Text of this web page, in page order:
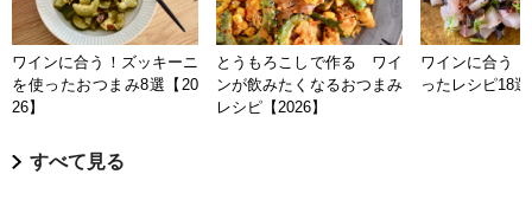
ワインに合う！ズッキーニ
を使ったおつまみ8選【20
26】
とうもろこしで作る ワイ
ンが飲みたくなるおつまみ
レシピ【2026】
ワインに合う
ったレシピ18
すべて見る